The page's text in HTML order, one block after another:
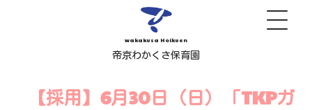
wakakusa Hoikuen
帝京わかくさ保育園
【採用】6月30日（日）「TKPガ